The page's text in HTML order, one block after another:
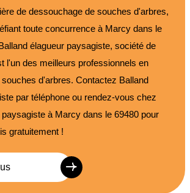
de dessouchage de souches d'arbres,
toute concurrence à Marcy dans le
élagueur paysagiste, société de
l'un des meilleurs professionnels en
d'arbres. Contactez Balland
par téléphone ou rendez-vous chez
paysagiste à Marcy dans le 69480 pour
gratuitement !